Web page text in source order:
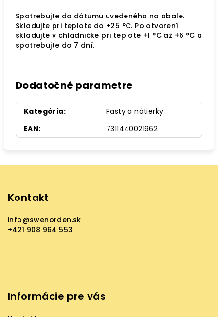
Spotrebujte do dátumu uvedeného na obale.
Skladujte pri teplote do +25 °C. Po otvorení
skladujte v chladničke pri teplote +1 °C až +6 °C a
spotrebujte do 7 dní.
Dodatočné parametre
Kategória:
Pasty a nátierky
EAN: 7311440021962
Kontakt
info@swenorden.sk
+421 908 964 553
Informácie pre vás